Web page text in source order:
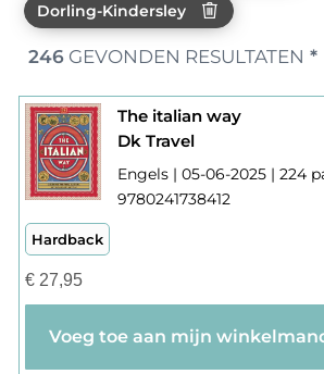
Dorling-Kindersley
246GEVONDEN RESULTATEN *
The italian way
Dk Travel
Engels | 05-06-2025 | 224
9780241738412
Hardback
€27,95